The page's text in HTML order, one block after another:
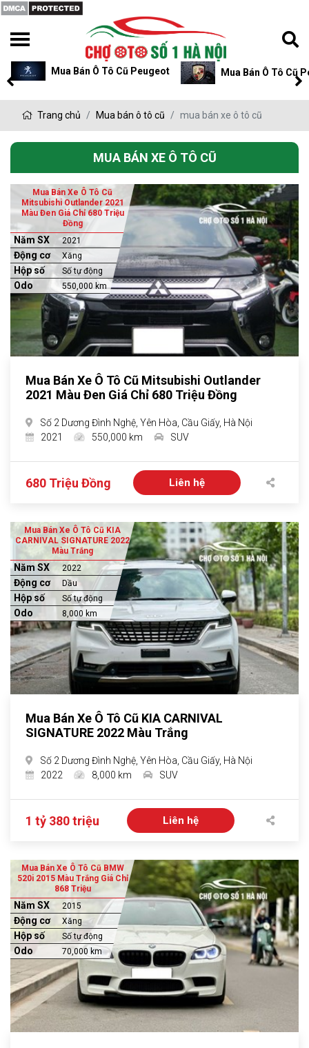
Mua Bán Ô Tô Cũ Peugeot Mua Bán Ô Tô Cũ
Trang chủ Mua bán ô tô cũ mua bán xe ô tô cũ
MUA BÁN XE Ô TÔ CŨ
Mua Bán Xe Ô Tô Cũ
Mitsubishi Outlander 2021
Màu Đen Giá Chỉ 680 Triệu
Đồng
Năm SX 2021
Động cơ Xăng
Hộp số Số tự động
Odo 550,000 km
Mua Bán Xe Ô Tô Cũ Mitsubishi Outlander
2021 Màu Đen Giá Chỉ 680 Triệu Đồng
Số 2 Dương Đình Nghệ, Yên Hòa, Cầu Giấy, Hà Nội
2021
550,000 km SUV
680 Triệu Đồng Liên hệ
Mua Bán Xe Ô Tô Cũ KIA
CARNIVAL SIGNATURE 2022
Màu Trắng
Năm SX 2022
Động cơ Dầu
Hộp số Số tự động
Odo 8,000 km
Mua Bán Xe Ô Tô Cũ KIA CARNIVAL
SIGNATURE 2022 Màu Trắng
Số 2 Dương Đình Nghệ, Yên Hòa, Cầu Giấy, Hà Nội
2022
8,000 km SUV
1 tỷ 380 triệu Liên hệ
Mua Bán Xe Ô Tô Cũ BMW
520i 2015 Màu Trắng Giá Chỉ
868 Triệu
Năm SX 2015
Động cơ Xăng
Hộp số Số tự động
Odo 70,000 km